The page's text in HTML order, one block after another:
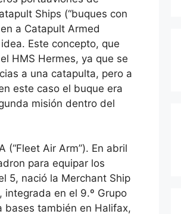
Ships (“buques con
a Catapult Armed
Este concepto, que
HMS Hermes, ya que se
a una catapulta, pero a
este caso el buque era
misión dentro del
(“Fleet Air Arm”). En abril
para equipar los
5, nació la Merchant Ship
en el 9.º Grupo
bases también en Halifax,